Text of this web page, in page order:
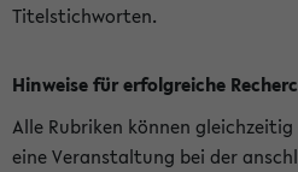
Titelstichworten.
Hinweise für erfolgreiche
Alle Rubriken können
eine Veranstaltung bei der